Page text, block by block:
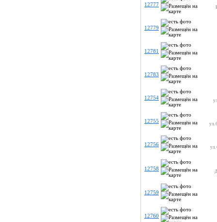
12777
12779
12781
12783
12754
12755 ул.
12756 ул.
12758
12759
12760